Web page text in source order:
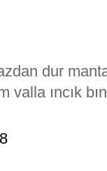
dur
valla ıncık